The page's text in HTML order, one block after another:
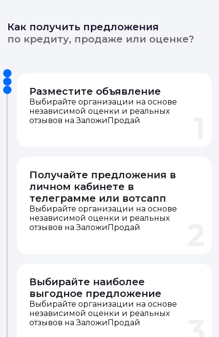
Как получить предложения
по кредиту, продаже или оценке?
Разместите объявление
Выбирайте организации на основе
независимой оценки и реальных
отзывов на ЗаложиПродай
Получайте предложения в
личном кабинете в
телеграмме или вотсапп
Выбирайте организации на основе
независимой оценки и реальных
отзывов на ЗаложиПродай
Выбирайте наиболее
выгодное предложение
Выбирайте организации на основе
независимой оценки и реальных
отзывов на ЗаложиПродай